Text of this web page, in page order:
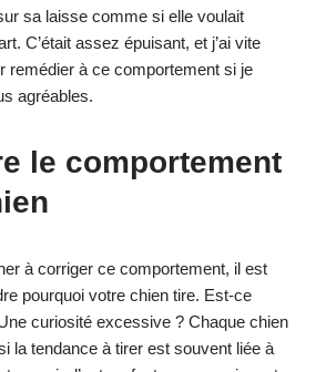
sa laisse comme si elle voulait
C’était assez épuisant, et j’ai vite
remédier à ce comportement si je
agréables.
le comportement
à corriger ce comportement, il est
pourquoi votre chien tire. Est-ce
Une curiosité excessive ? Chaque chien
la tendance à tirer est souvent liée à